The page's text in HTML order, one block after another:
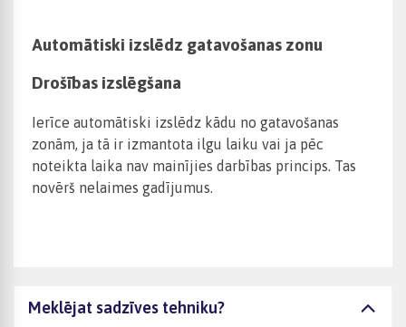
Automātiski izslēdz gatavošanas zonu
Drošības izslēgšana
Ierīce automātiski izslēdz kādu no gatavošanas
zonām, ja tā ir izmantota ilgu laiku vai ja pēc
noteikta laika nav mainījies darbības princips. Tas
novērš nelaimes gadījumus.
Meklējat sadzīves tehniku?